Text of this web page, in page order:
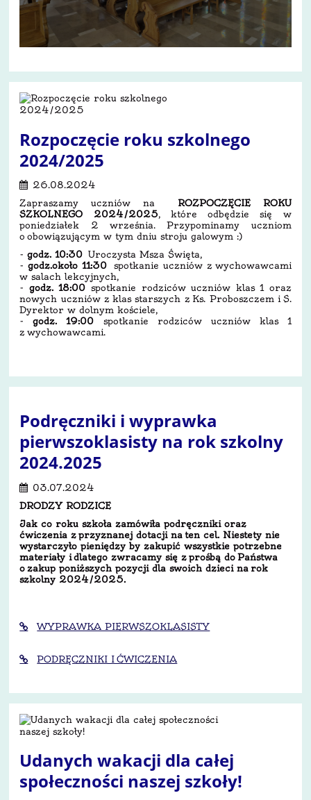
Rozpoczęcie roku szkolnego
2024/2025
26.08.2024
Zapraszamy uczniów naROZPOCZĘCIE ROKU
SZKOLNEGO 2024/2025, które odbędzie się w
poniedziałek 2 września. Przypominamy uczniom
o obowiązującym w tym dniu stroju galowym :)
-godz. 10:30 Uroczysta Msza Święta,
-godz.około 11:30 spotkanie uczniów z wychowawcami
w salach lekcyjnych,
- godz. 18:00 spotkanie rodziców uczniów klas 1 oraz
nowych uczniów z klas starszych z Ks. Proboszczem i S.
Dyrektor w dolnym kościele,
-godz. 19:00 spotkanie rodziców uczniów klas 1
z wychowawcami.
Podręczniki i wyprawka
pierwszoklasisty na rok szkolny
2024.2025
03.07.2024
DRODZY RODZICE
Jak co roku szkoła zamówiła podręczniki oraz
ćwiczenia z przyznanej dotacji na ten cel. Niestety nie
wystarczyło pieniędzy by zakupić wszystkie potrzebne
materiały i dlatego zwracamy się z prośbą do Państwa
o zakup poniższych pozycji dla swoich dzieci na rok
szkolny 2024/2025­­­­.
WYPRAWKA PIERWSZOKLASISTY
PODRĘCZNIKI I ĆWICZENIA
Udanych wakacji dla całej
społeczności naszej szkoły!